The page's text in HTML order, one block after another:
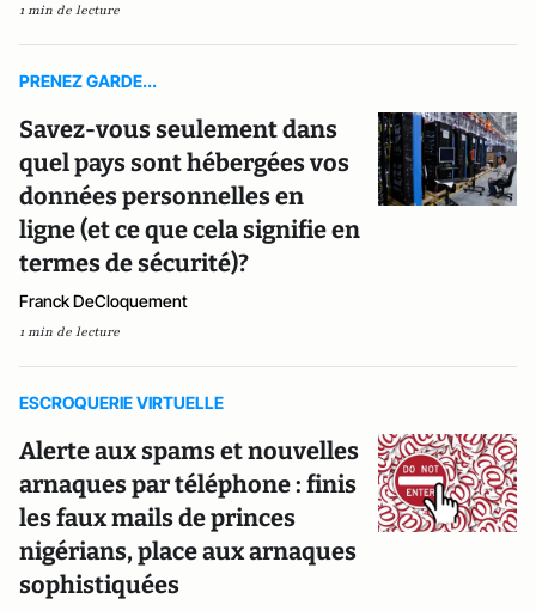
1 min de lecture
PRENEZ GARDE...
Savez-vous seulement dans
quel pays sont hébergées vos
données personnelles en
ligne (et ce que cela signifie en
termes de sécurité)?
Franck DeCloquement
1 min de lecture
ESCROQUERIE VIRTUELLE
Alerte aux spams et nouvelles
arnaques par téléphone : finis
les faux mails de princes
nigérians, place aux arnaques
sophistiquées